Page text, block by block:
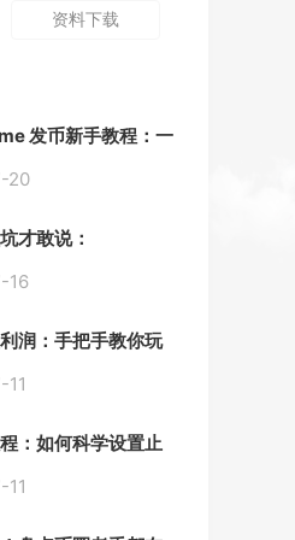
资料下载
发币新手教程：一
20
才敢说：
翻车的不是手续
16
润：手把手教你玩
：如何科学设置止